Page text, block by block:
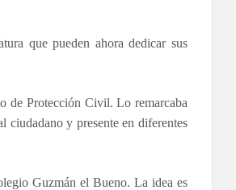
que pueden ahora dedicar sus
de Protección Civil. Lo remarcaba
ciudadano y presente en diferentes
Guzmán el Bueno. La idea es